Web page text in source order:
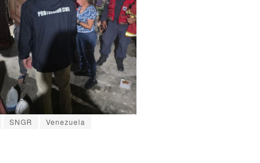
SNGR
Venezuela